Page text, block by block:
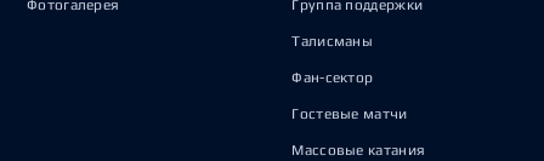
Фотогалерея Группа поддержки
Талисманы
Фан-сектор
Гостевые матчи
Массовые катания